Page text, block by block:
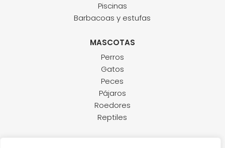
Piscinas
Barbacoas y estufas
MASCOTAS
Perros
Gatos
Peces
Pájaros
Roedores
Reptiles